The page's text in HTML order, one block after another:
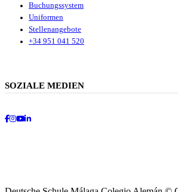
Buchungssystem
Uniformen
Stellenangebote
+34 951 041 520
SOZIALE MEDIEN